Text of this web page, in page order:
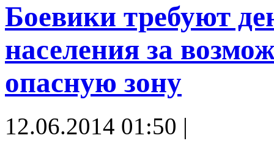
Боевики требуют
населения за
опасную зону
12.06.2014 01:50 |